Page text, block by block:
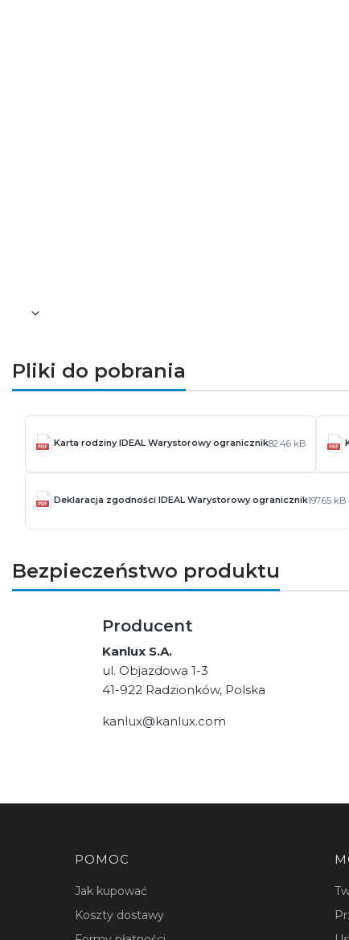
Pliki do pobrania
Karta rodziny IDEAL Warystorowy ogranicznik82.46 kB
Deklaracja zgodności IDEAL Warystorowy ogranicznik197.65 kB
Bezpieczeństwo produktu
Producent
Kanlux S.A.
ul. Objazdowa 1-3
41-922 Radzionków, Polska
kanlux@kanlux.com
Linki w stopce
POMOC
Jak kupować
Koszty dostawy